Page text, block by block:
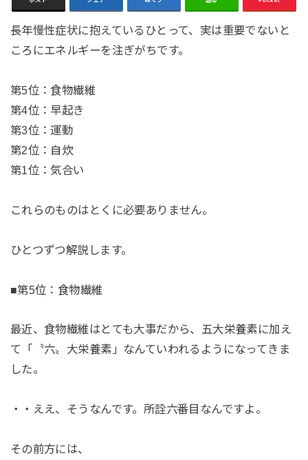
長年慢性症状に抱えているひとって、実は重要でないと
ころにエネルギーを注ぎがちです。
第5位：食物繊維
第4位：早起き
第3位：運動
第2位：自炊
第1位：気合い
これらのものはとくに必要ありません。
ひとつずつ解説します。
■第5位：食物繊維
最近、食物繊維はとても大事だから、五大栄養素に加え
て「〝六〟大栄養素」なんていわれるようになってきま
した。
・・ええ、そうなんです。所詮六番目なんですよ。
その前方には、